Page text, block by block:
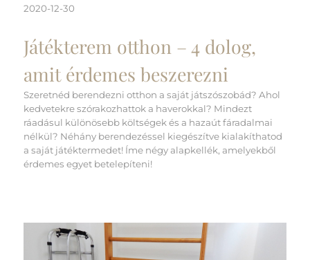
2020-12-30
Játékterem otthon – 4 dolog,
amit érdemes beszerezni
Szeretnéd berendezni otthon a saját játszószobád? Ahol
kedvetekre szórakozhattok a haverokkal? Mindezt
ráadásul különösebb költségek és a hazaút fáradalmai
nélkül? Néhány berendezéssel kiegészítve kialakíthatod
a saját játéktermedet! Íme négy alapkellék, amelyekből
érdemes egyet betelepíteni!